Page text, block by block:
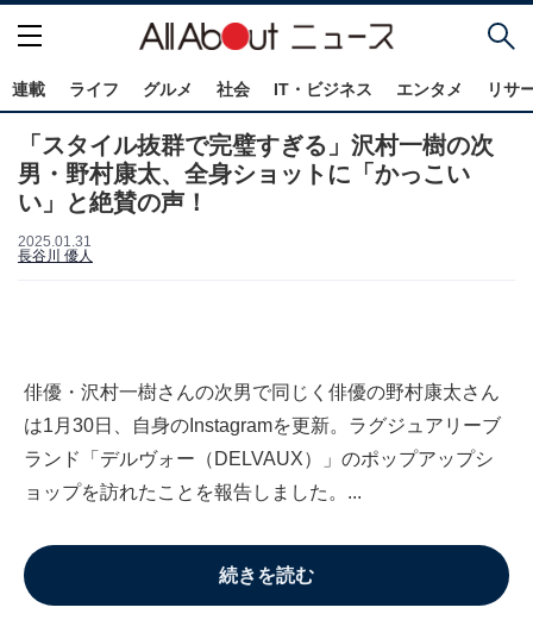
連載 ライフ グルメ 社会 IT・ビジネス エンタメ リサ
「スタイル抜群で完璧すぎる」沢村一樹の次
男・野村康太、全身ショットに「かっこい
い」と絶賛の声！
2025.01.31
長谷川 優人
俳優・沢村一樹さんの次男で同じく俳優の野村康太さん
は1月30日、自身のInstagramを更新。ラグジュアリーブ
ランド「デルヴォー（DELVAUX）」のポップアップシ
ョップを訪れたことを報告しました。...
続きを読む